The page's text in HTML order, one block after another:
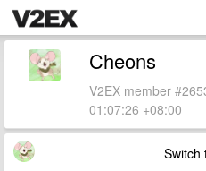
Cheons
V2EX member
01:07:26 +08:00
Switch